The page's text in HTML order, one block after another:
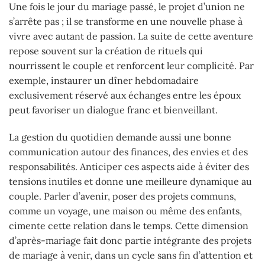
Une fois le jour du mariage passé, le projet d’union ne
s’arrête pas ; il se transforme en une nouvelle phase à
vivre avec autant de passion. La suite de cette aventure
repose souvent sur la création de rituels qui
nourrissent le couple et renforcent leur complicité. Par
exemple, instaurer un dîner hebdomadaire
exclusivement réservé aux échanges entre les époux
peut favoriser un dialogue franc et bienveillant.
La gestion du quotidien demande aussi une bonne
communication autour des finances, des envies et des
responsabilités. Anticiper ces aspects aide à éviter des
tensions inutiles et donne une meilleure dynamique au
couple. Parler d’avenir, poser des projets communs,
comme un voyage, une maison ou même des enfants,
cimente cette relation dans le temps. Cette dimension
d’après-mariage fait donc partie intégrante des projets
de mariage à venir, dans un cycle sans fin d’attention et